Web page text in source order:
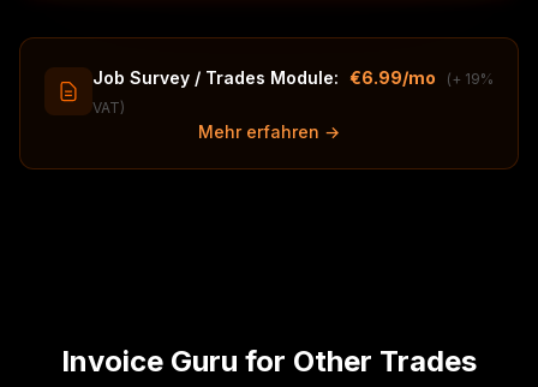
Job Survey / Trades Module: €6.99/mo
(+ 19%
VAT)
Mehr erfahren →
Invoice Guru for Other Trades